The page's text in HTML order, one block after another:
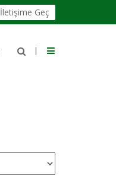
İletişime Geç